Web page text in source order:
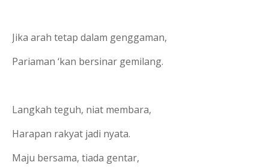
Jika arah tetap dalam genggaman,
Pariaman ‘kan bersinar gemilang.
Langkah teguh, niat membara,
Harapan rakyat jadi nyata.
Maju bersama, tiada gentar,